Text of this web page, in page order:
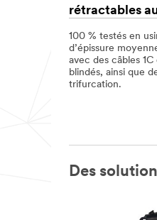
rétractables
100 % testés en
d’épissure
avec des câbles
blindés, ainsi que
trifurcation.
Des